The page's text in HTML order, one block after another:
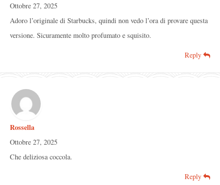
Ottobre 27, 2025
Adoro l’originale di Starbucks, quindi non vedo l’ora di provare questa
versione. Sicuramente molto profumato e squisito.
Reply
Rossella
Ottobre 27, 2025
Che deliziosa coccola.
Reply